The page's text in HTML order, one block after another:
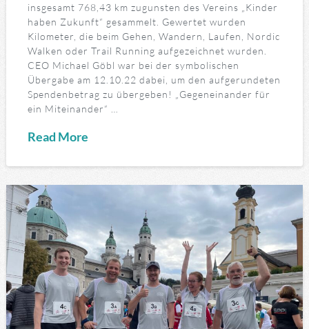
insgesamt 768,43 km zugunsten des Vereins „Kinder
haben Zukunft“ gesammelt. Gewertet wurden
Kilometer, die beim Gehen, Wandern, Laufen, Nordic
Walken oder Trail Running aufgezeichnet wurden.
CEO Michael Göbl war bei der symbolischen
Übergabe am 12.10.22 dabei, um den aufgerundeten
Spendenbetrag zu übergeben! „Gegeneinander für
ein Miteinander“ …
Read More